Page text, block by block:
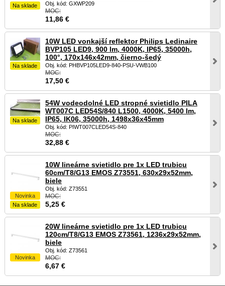
Na sklade Obj. kód: GXWP209
MOC:
11,86€
Na sklade
10W LED vonkajší reflektor Philips Ledinaire
BVP105 LED9, 900 lm, 4000K, IP65, 35000h,
100°, 170x146x42mm, čierno-šedý
Obj. kód: PHBVP105LED9-840-PSU-VWB100
MOC:
17,50€
Na sklade
54W vodeodolné LED stropné svietidlo PILA
WT007C LED54S/840 L1500, 4000K, 5400 lm,
IP65, IK06, 35000h, 1498x36x45mm
Obj. kód: PIWT007CLED54S-840
MOC:
32,88€
Novinka
Na sklade
10W lineárne svietidlo pre 1x LED trubicu
60cm/T8/G13 EMOS Z73551, 630x29x52mm,
biele
Obj. kód: Z73551
MOC:
5,25€
Novinka
20W lineárne svietidlo pre 1x LED trubicu
120cm/T8/G13 EMOS Z73561, 1236x29x52mm,
biele
Obj. kód: Z73561
MOC:
6,67€